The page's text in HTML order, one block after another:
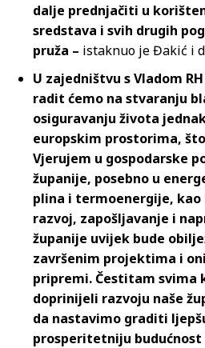
dalje prednjačiti u
sredstava i svih drugih
pruža – istaknuo je Đakić i
U zajedništvu s Vladom
radit ćemo na stvaranju
osiguravanju života
europskim prostorima,
Vjerujem u gospodarske
županije, posebno u
plina i termoenergije, kao
razvoj, zapošljavanje i
županije uvijek bude
završenim projektima i
pripremi. Čestitam svima
doprinijeli razvoju naše
da nastavimo graditi
prosperitetniju budućnost